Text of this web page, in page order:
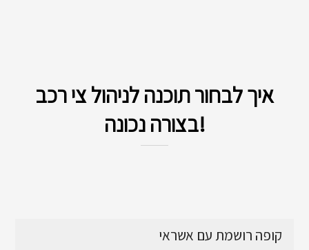
איך לבחור תוכנה לניהול צי רכב
בצורה נכונה!
קופה רושמת עם אשראי